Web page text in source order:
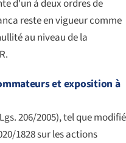
d'un à deux ordres de
reste en vigueur comme
au niveau de la
et exposition à
206/2005), tel que modifié
1828 sur les actions